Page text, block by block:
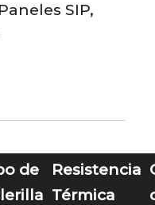
Paneles SIP,
de
Resistencia
Térmica